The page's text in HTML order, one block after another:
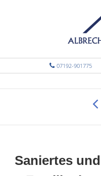
07192-901775
Saniertes